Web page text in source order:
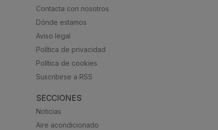
Contacta con nosotros
Dónde estamos
Aviso legal
Política de privacidad
Política de cookies
Suscribirse a RSS
SECCIONES
Noticias
Aire acondicionado